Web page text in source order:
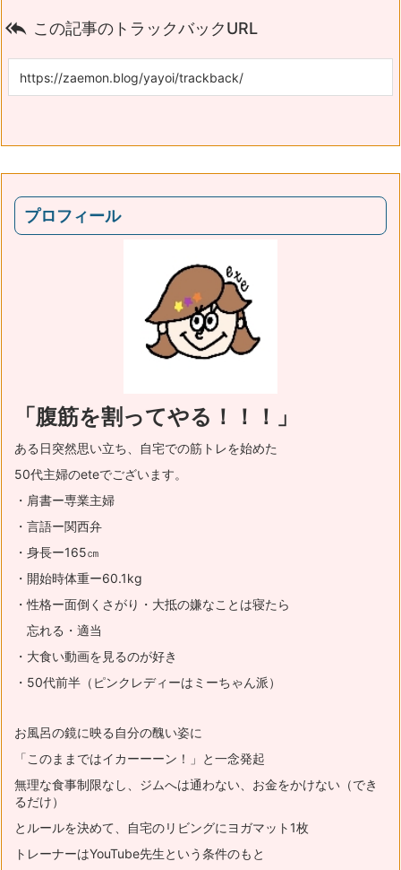
 この記事のトラックバックURL
プロフィール
「腹筋を割ってやる！！！」
ある日突然思い立ち、自宅での筋トレを始めた
50代主婦のeteでございます。
・肩書ー専業主婦
・言語ー関西弁
・身長ー165㎝
・開始時体重ー60.1kg
・性格ー面倒くさがり・大抵の嫌なことは寝たら
忘れる・適当
・大食い動画を見るのが好き
・50代前半（ピンクレディーはミーちゃん派）
お風呂の鏡に映る自分の醜い姿に
「このままではイカーーーン！」と一念発起
無理な食事制限なし、ジムへは通わない、お金をかけない（でき
るだけ）
とルールを決めて、自宅のリビングにヨガマット1枚
トレーナーはYouTube先生という条件のもと